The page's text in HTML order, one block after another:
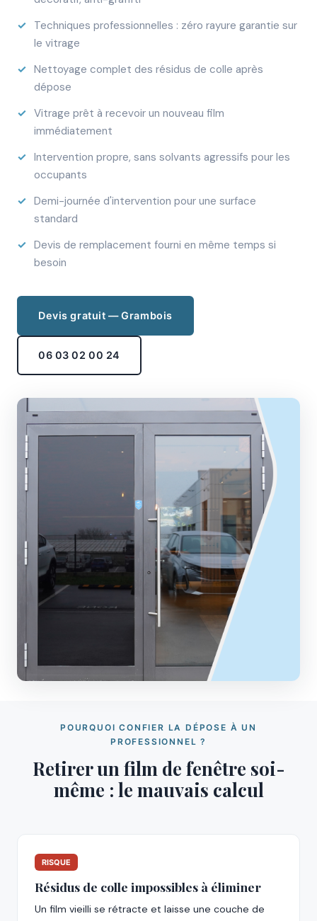
Techniques professionnelles : zéro rayure garantie sur
le vitrage
Nettoyage complet des résidus de colle après
dépose
Vitrage prêt à recevoir un nouveau film
immédiatement
Intervention propre, sans solvants agressifs pour les
occupants
Demi-journée d'intervention pour une surface
standard
Devis de remplacement fourni en même temps si
besoin
Devis gratuit — Grambois
06 03 02 00 24
POURQUOI CONFIER LA DÉPOSE À UN
PROFESSIONNEL ?
Retirer un film de fenêtre soi-
même : le mauvais calcul
RISQUE
Résidus de colle impossibles à éliminer
Un film vieilli se rétracte et laisse une couche de